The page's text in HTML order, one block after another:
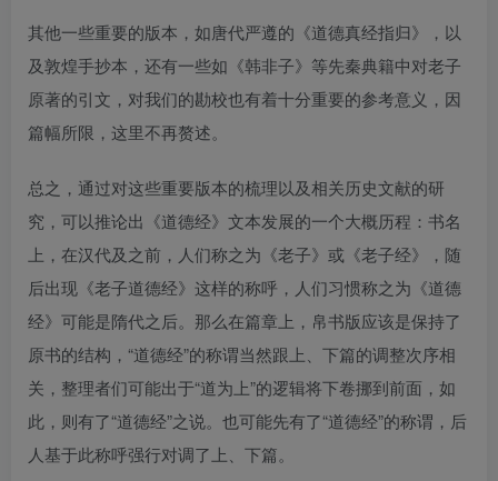
其他一些重要的版本，如唐代严遵的《道德真经指归》，以
及敦煌手抄本，还有一些如《韩非子》等先秦典籍中对老子
原著的引文，对我们的勘校也有着十分重要的参考意义，因
篇幅所限，这里不再赘述。
总之，通过对这些重要版本的梳理以及相关历史文献的研
究，可以推论出《道德经》文本发展的一个大概历程：书名
上，在汉代及之前，人们称之为《老子》或《老子经》，随
后出现《老子道德经》这样的称呼，人们习惯称之为《道德
经》可能是隋代之后。那么在篇章上，帛书版应该是保持了
原书的结构，“道德经”的称谓当然跟上、下篇的调整次序相
关，整理者们可能出于“道为上”的逻辑将下卷挪到前面，如
此，则有了“道德经”之说。也可能先有了“道德经”的称谓，后
人基于此称呼强行对调了上、下篇。